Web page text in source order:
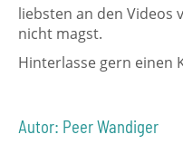
liebsten an den Videos
nicht magst.
Hinterlasse gern einen
Autor: Peer Wandiger